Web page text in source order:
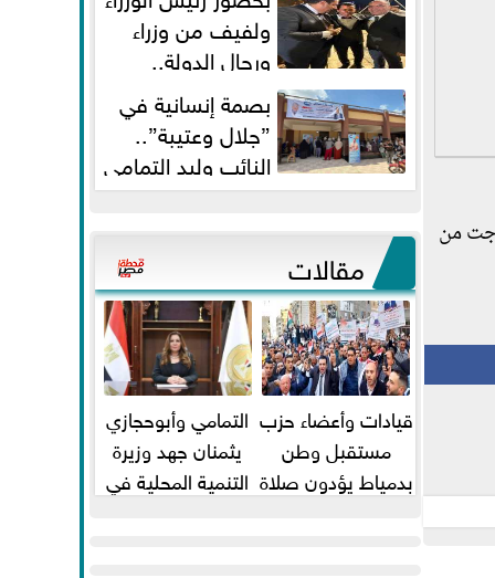
من
ولفيف من وزراء
ورجال الدولة..
النائبان وليد التمامي ومحمد...
بصمة إنسانية في
”جلال وعتيبة”..
النائب وليد التمامي
والبروفيسور جمال شيحة يداويان...
مقالات
قيادات وأعضاء حزب
مستقبل وطن
بدمياط يؤدون صلاة
التمامي وأبوحجازي
يثمنان جهد وزيرة
التنمية المحلية في